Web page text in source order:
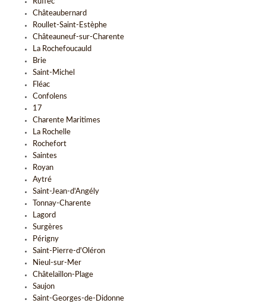
Châteaubernard
Roullet-Saint-Estèphe
Châteauneuf-sur-Charente
La Rochefoucauld
Brie
Saint-Michel
Fléac
Confolens
17
Charente Maritimes
La Rochelle
Rochefort
Saintes
Royan
Aytré
Saint-Jean-d'Angély
Tonnay-Charente
Lagord
Surgères
Périgny
Saint-Pierre-d'Oléron
Nieul-sur-Mer
Châtelaillon-Plage
Saujon
Saint-Georges-de-Didonne